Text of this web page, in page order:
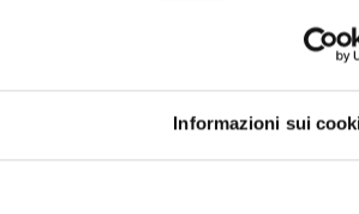
Informazioni sui